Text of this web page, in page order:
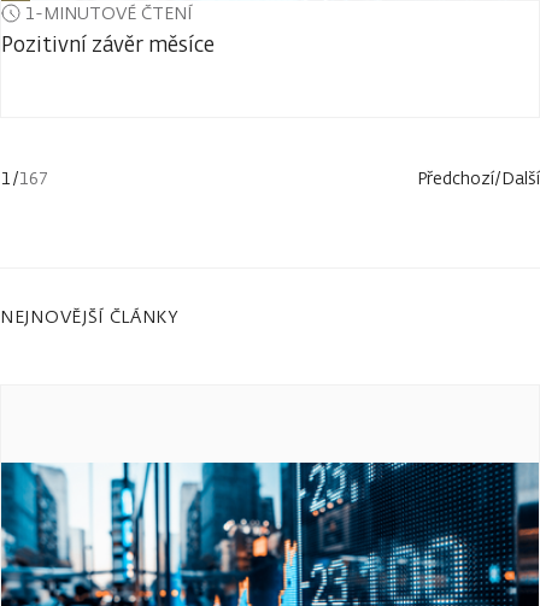
1-MINUTOVÉ ČTENÍ
Pozitivní závěr měsíce
1/167 Předchozí/Další
NEJNOVĚJŠÍ ČLÁNKY